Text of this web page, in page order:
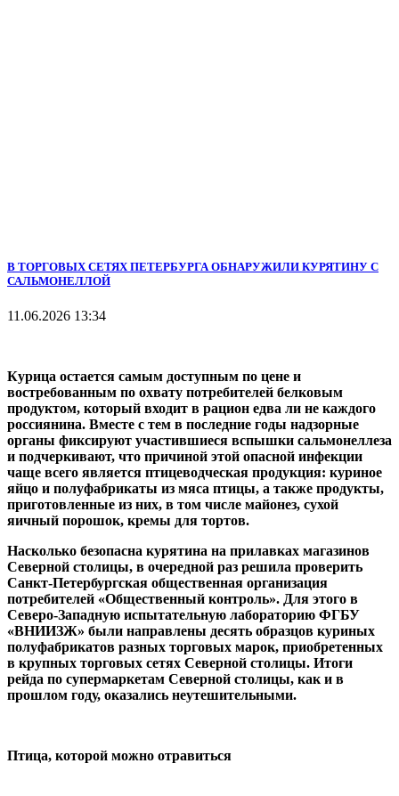
В ТОРГОВЫХ СЕТЯХ ПЕТЕРБУРГА ОБНАРУЖИЛИ КУРЯТИНУ С
САЛЬМОНЕЛЛОЙ
11.06.2026 13:34
Курица остается самым доступным по цене и
востребованным по охвату потребителей белковым
продуктом, который входит в рацион едва ли не каждого
россиянина. Вместе с тем в последние годы надзорные
органы фиксируют участившиеся вспышки сальмонеллеза
и подчеркивают, что причиной этой опасной инфекции
чаще всего является птицеводческая продукция: куриное
яйцо и полуфабрикаты из мяса птицы, а также продукты,
приготовленные из них, в том числе майонез, сухой
яичный порошок, кремы для тортов.
Насколько безопасна курятина на прилавках магазинов
Северной столицы, в очередной раз решила проверить
Санкт-Петербургская общественная организация
потребителей «Общественный контроль». Для этого в
Северо-Западную испытательную лабораторию ФГБУ
«ВНИИЗЖ» были направлены десять образцов куриных
полуфабрикатов разных торговых марок, приобретенных
в крупных торговых сетях Северной столицы. Итоги
рейда по супермаркетам Северной столицы, как и в
прошлом году, оказались неутешительными.
Птица, которой можно отравиться